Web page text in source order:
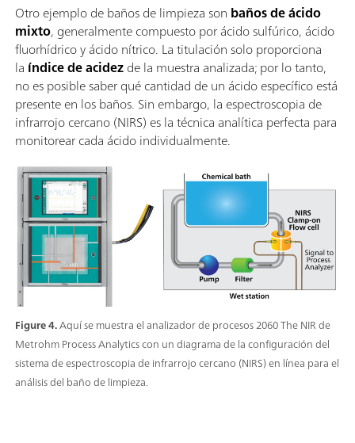
Figure 4.Aquí se muestra el analizador de procesos 2060 The NIR de
Metrohm Process Analytics con un diagrama de la configuración del
sistema de espectroscopia de infrarrojo cercano (NIRS) en línea para el
análisis del baño de limpieza.
Otro ejemplo de baños de limpieza son baños de ácido
mixto, generalmente compuesto por ácido sulfúrico, ácido
fluorhídrico y ácido nítrico. La titulación solo proporciona
la índice de acidezde la muestra analizada; por lo tanto,
no es posible saber qué cantidad de un ácido específico está
presente en los baños. Sin embargo, la espectroscopia de
infrarrojo cercano (NIRS) es la técnica analítica perfecta para
monitorear cada ácido individualmente.